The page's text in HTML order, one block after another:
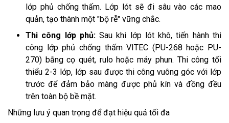
lớp phủ chống thấm. Lớp lót sẽ đi sâu vào các mao
quản, tạo thành một "bộ rễ" vững chắc.
Thi công lớp phủ:Sau khi lớp lót khô, tiến hành thi
công lớp phủ chống thấm VITEC (PU-268 hoặc PU-
270) bằng cọ quét, rulo hoặc máy phun. Thi công tối
thiểu 2-3 lớp, lớp sau được thi công vuông góc với lớp
trước để đảm bảo màng được phủ kín và đồng đều
trên toàn bộ bề mặt.
Những lưu ý quan trọng để đạt hiệu quả tối đa